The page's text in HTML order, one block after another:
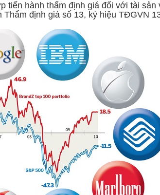
tiến hành thẩm định giá đối với tài sản
định giá số 13, ký hiệu TĐGVN